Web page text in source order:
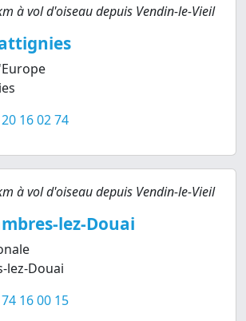
à vol d'oiseau depuis Vendin-le-Vieil
16 02 74
à vol d'oiseau depuis Vendin-le-Vieil
lez-Douai
lez-Douai
16 00 15